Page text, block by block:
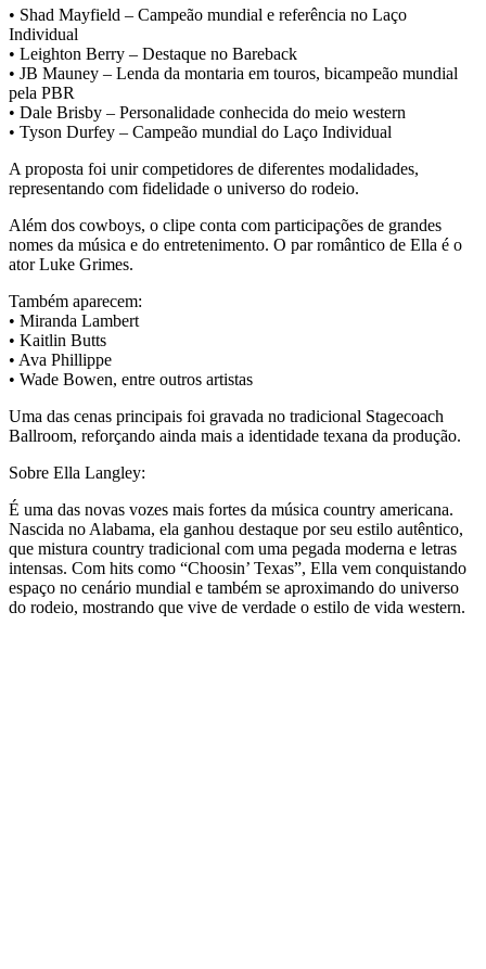
• Shad Mayfield – Campeão mundial e referência no Laço
Individual
• Leighton Berry – Destaque no Bareback
• JB Mauney – Lenda da montaria em touros, bicampeão mundial
pela PBR
• Dale Brisby – Personalidade conhecida do meio western
• Tyson Durfey – Campeão mundial do Laço Individual
A proposta foi unir competidores de diferentes modalidades,
representando com fidelidade o universo do rodeio.
Além dos cowboys, o clipe conta com participações de grandes
nomes da música e do entretenimento. O par romântico de Ella é o
ator Luke Grimes.
Também aparecem:
• Miranda Lambert
• Kaitlin Butts
• Ava Phillippe
• Wade Bowen, entre outros artistas
Uma das cenas principais foi gravada no tradicional Stagecoach
Ballroom, reforçando ainda mais a identidade texana da produção.
Sobre Ella Langley:
É uma das novas vozes mais fortes da música country americana.
Nascida no Alabama, ela ganhou destaque por seu estilo autêntico,
que mistura country tradicional com uma pegada moderna e letras
intensas. Com hits como “Choosin’ Texas”, Ella vem conquistando
espaço no cenário mundial e também se aproximando do universo
do rodeio, mostrando que vive de verdade o estilo de vida western.